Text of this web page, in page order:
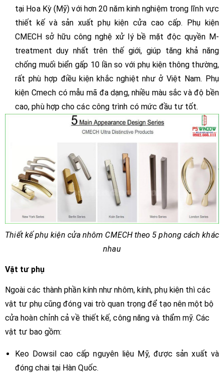
tại Hoa Kỳ (Mỹ) với hơn 20 năm kinh nghiệm trong lĩnh vực
thiết kế và sản xuất phụ kiện cửa cao cấp. Phụ kiện
CMECH sở hữu công nghệ xử lý bề mặt độc quyền M-
treatment duy nhất trên thế giới, giúp tăng khả năng
chống muối biển gấp 10 lần so với phụ kiện thông thường,
rất phù hợp điều kiện khắc nghiệt như ở Việt Nam. Phụ
kiện Cmech có mẫu mã đa dạng, nhiều màu sắc và độ bền
cao, phù hợp cho các công trình có mức đầu tư tốt.
Thiết kế phụ kiện cửa nhôm CMECH theo 5 phong cách khác
nhau
Vật tư phụ
Ngoài các thành phần kính như nhôm, kính, phụ kiện thì các
vật tư phụ cũng đóng vai trò quan trọng để tạo nên một bộ
cửa hoàn chỉnh cả về thiết kế, công năng và thẩm mỹ. Các
vật tư bao gồm:
Keo Dowsil cao cấp nguyên liệu Mỹ, được sản xuất và
đóng chai tại Hàn Quốc.